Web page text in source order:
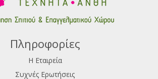
Πληροφορίες
Η Εταιρεία
Συχνές Ερωτήσεις